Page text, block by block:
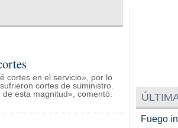
cortes en el servicio», por lo
cortes de suministro.
esta magnitud», comentó.
Fuego